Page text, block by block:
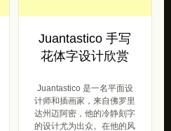
Juantastico 手写
花体字设计欣赏
Juantastico 是一名平面设
计师和插画家，来自佛罗里
达州迈阿密，他的冷静刻字
的设计尤为出众。在他的风